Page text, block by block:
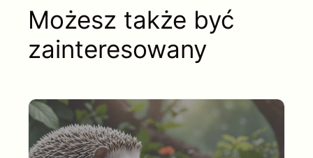
Możesz także być
zainteresowany